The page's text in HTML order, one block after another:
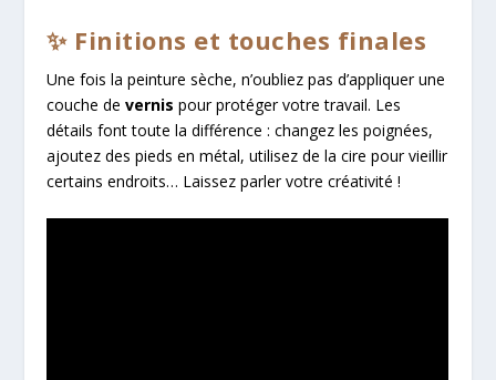
✨ Finitions et touches finales
Une fois la peinture sèche, n’oubliez pas d’appliquer une
couche devernis pour protéger votre travail. Les
détails font toute la différence : changez les poignées,
ajoutez des pieds en métal, utilisez de la cire pour vieillir
certains endroits… Laissez parler votre créativité !